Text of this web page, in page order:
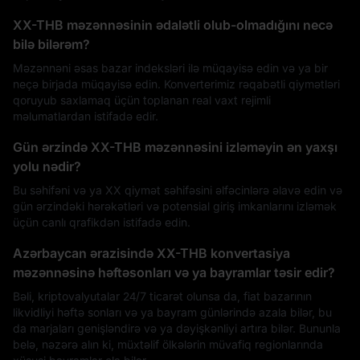
XX-THB məzənnəsinin ədalətli olub-olmadığını necə
bilə bilərəm?
Məzənnəni əsas bazar indeksləri ilə müqayisə edin və ya bir
neçə birjada müqayisə edin. Konverterimiz rəqabətli qiymətləri
qoruyub saxlamaq üçün toplanan real vaxt rejimli
məlumatlardan istifadə edir.
Gün ərzində XX-THB məzənnəsini izləməyin ən yaxşı
yolu nədir?
Bu səhifəni və ya XX qiymət səhifəsini əlfəcinlərə əlavə edin və
gün ərzindəki hərəkətləri və potensial giriş imkanlarını izləmək
üçün canlı qrafikdən istifadə edin.
Azərbaycan ərazisində XX-THB konvertasiya
məzənnəsinə həftəsonları və ya bayramlar təsir edir?
Bəli, kriptovalyutalar 24/7 ticarət olunsa da, fiat bazarının
likvidliyi həftə sonları və ya bayram günlərində azala bilər, bu
da marjaları genişləndirə və ya dəyişkənliyi artıra bilər. Bununla
belə, nəzərə alın ki, müxtəlif ölkələrin müvafiq regionlarında